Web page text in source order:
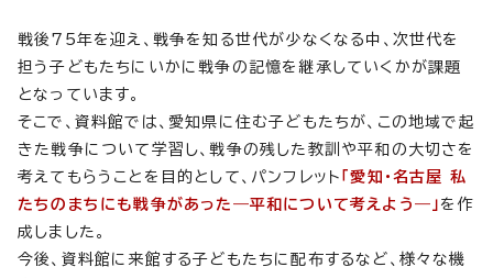
戦後75年を迎え、戦争を知る世代が少なくなる中、次世代を
担う子どもたちにいかに戦争の記憶を継承していくかが課題
となっています。
そこで、資料館では、愛知県に住む子どもたちが、この地域で起
きた戦争について学習し、戦争の残した教訓や平和の大切さを
考えてもらうことを目的として、パンフレット 「愛知・名古屋 私
たちのまちにも戦争があった―平和について考えよう―」 を作
成しました。
今後、資料館に来館する子どもたちに配布するなど、様々な機